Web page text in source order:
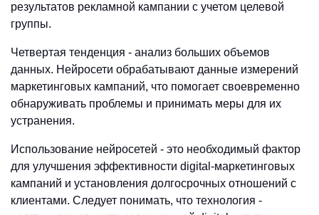
результатов рекламной кампании с учетом целевой
группы.
Четвертая тенденция - анализ больших объемов
данных. Нейросети обрабатывают данные измерений
маркетинговых кампаний, что помогает своевременно
обнаруживать проблемы и принимать меры для их
устранения.
Использование нейросетей - это необходимый фактор
для улучшения эффективности digital-маркетинговых
кампаний и установления долгосрочных отношений с
клиентами. Следует понимать, что технология -